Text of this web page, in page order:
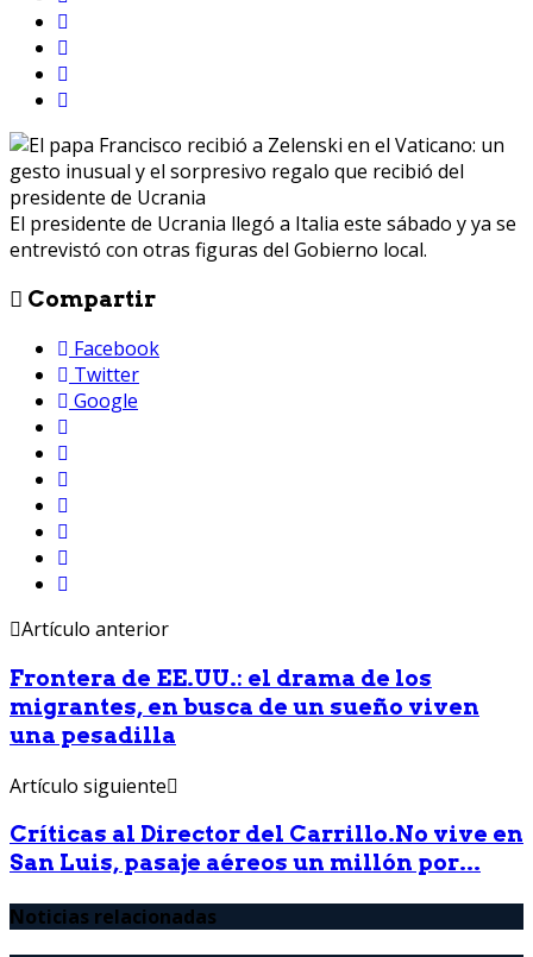
El presidente de Ucrania llegó a Italia este sábado y ya se
entrevistó con otras figuras del Gobierno local.
Compartir
Facebook
Twitter
Google
Artículo anterior
Frontera de EE.UU.: el drama de los
migrantes, en busca de un sueño viven
una pesadilla
Artículo siguiente
Críticas al Director del Carrillo.No vive en
San Luis, pasaje aéreos un millón por...
Noticias relacionadas